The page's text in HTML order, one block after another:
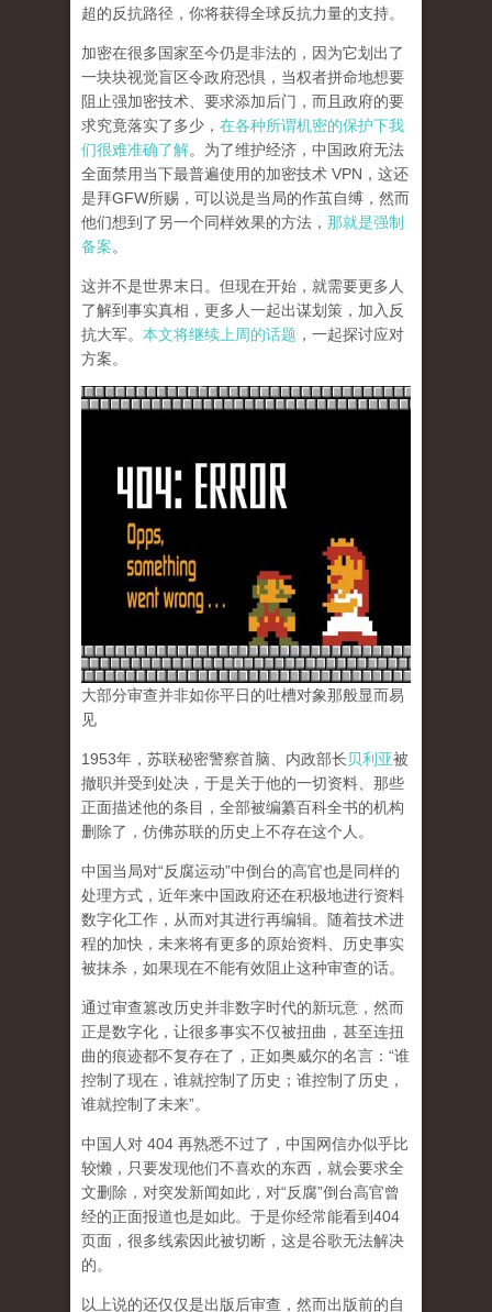
超的反抗路径，你将获得全球反抗力量的支持。
加密在很多国家至今仍是非法的，因为它划出了
一块块视觉盲区令政府恐惧，当权者拼命地想要
阻止强加密技术、要求添加后门，而且政府的要
求究竟落实了多少， 在各种所谓机密的保护下我
们很难准确了解。为了维护经济，中国政府无法
全面禁用当下最普遍使用的加密技术 VPN，这还
是拜GFW所赐，可以说是当局的作茧自缚，然而
他们想到了另一个同样效果的方法， 那就是强制
备案。
这并不是世界末日。但现在开始，就需要更多人
了解到事实真相，更多人一起出谋划策，加入反
抗大军。 本文将继续上周的话题 ，一起探讨应对
方案。
大部分审查并非如你平日的吐槽对象那般显而易
见
1953年，苏联秘密警察首脑、内政部长贝利亚被
撤职并受到处决，于是关于他的一切资料、那些
正面描述他的条目，全部被编纂百科全书的机构
删除了，仿佛苏联的历史上不存在这个人。
中国当局对“反腐运动”中倒台的高官也是同样的
处理方式，近年来中国政府还在积极地进行资料
数字化工作，从而对其进行再编辑。随着技术进
程的加快，未来将有更多的原始资料、历史事实
被抹杀，如果现在不能有效阻止这种审查的话。
通过审查篡改历史并非数字时代的新玩意，然而
正是数字化，让很多事实不仅被扭曲，甚至连扭
曲的痕迹都不复存在了，正如奥威尔的名言：“谁
控制了现在，谁就控制了历史；谁控制了历史，
谁就控制了未来”。
中国人对 404 再熟悉不过了，中国网信办似乎比
较懒，只要发现他们不喜欢的东西，就会要求全
文删除，对突发新闻如此，对“反腐”倒台高官曾
经的正面报道也是如此。于是你经常能看到404
页面， 很多线索因此被切断，这是谷歌无法解决
的。
以上说的还仅仅是出版后审查，然而出版前的自